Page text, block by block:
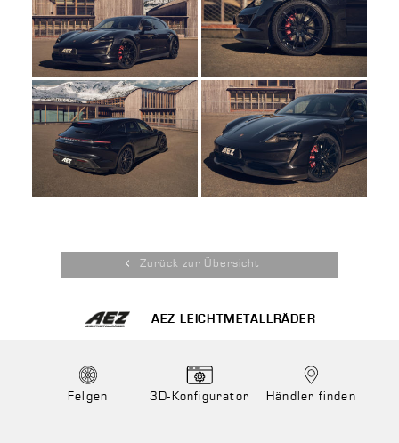
Zurück zur Übersicht
AEZ LEICHTMETALLRÄDER
Felgen 3D-Konfigurator Händler finden